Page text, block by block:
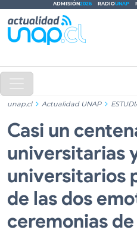
ADMISIÓN2026 RADIOUNAP
unap.cl Actualidad UNAP
Casi un
universitarias
universitarios
de las dos
ceremonias